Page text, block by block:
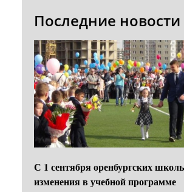
Последние новости
С 1 сентября оренбургских
изменения в учебной программе